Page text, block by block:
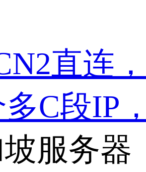
直连
多C段IP
服务器